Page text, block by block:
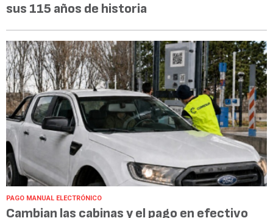
sus 115 años de historia
PAGO MANUAL ELECTRÓNICO
Cambian las cabinas y el pago en efectivo